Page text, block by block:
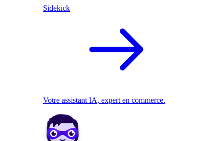
Sidekick
Votre assistant IA, expert en commerce.